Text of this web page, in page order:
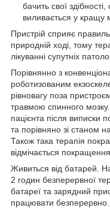
бачить свої
виливається у кращу
Пристрій сприяє
природній ході, тому
лікуванні супутніх
Порівнянно з
роботизованим
рівновагу поза
травмою спинного
пацієнта після виписки
та порівняно зі станом
Також така терапія
відмічається
Живиться від батарей.
2 годин безперервної
батареї та зарядний
працювати безперервно.